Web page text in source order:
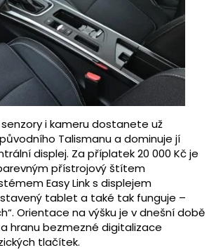
i kameru dostanete už
Talismanu a dominuje jí
displej. Za příplatek 20 000 Kč je
přístrojový štítem
Easy Link s displejem
tablet a také tak funguje –
Orientace na výšku je v dnešní době
hranu bezmezné digitalizace
tlačítek.